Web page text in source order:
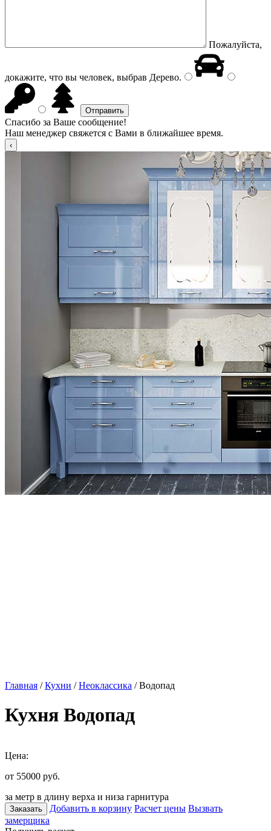
Пожалуйста,
докажите, что вы человек, выбрав Дерево.
Спасибо за Ваше сообщение!
Наш менеджер свяжется с Вами в ближайшее время.
Главная /Кухни /Неоклассика / Водопад
Кухня Водопад
Цена:
от 55000 руб.
за метр в длину верха и низа гарнитура
Заказать Добавить в корзину Расчет цены Вызвать
замерщика